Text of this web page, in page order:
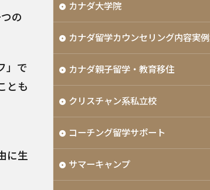
の
」で
とも
に生
カナダ大学院
カナダ留学カウンセリング内容実
カナダ親子留学・教育移住
クリスチャン系私立校
コーチング留学サポート
サマーキャンプ